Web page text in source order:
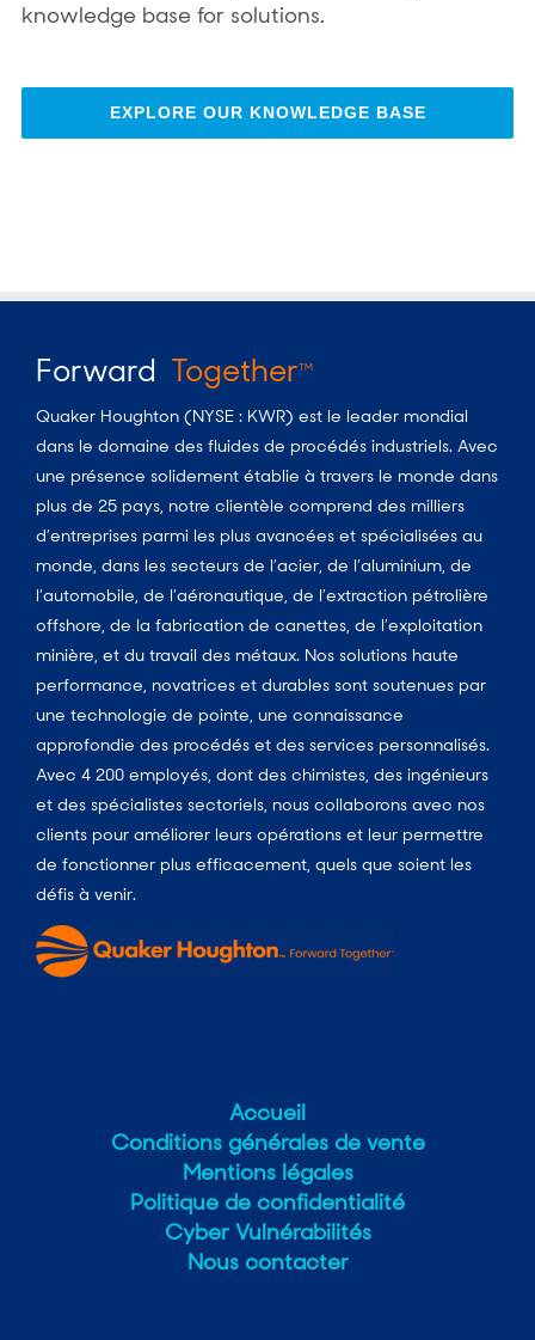
knowledge base for solutions.
EXPLORE OUR KNOWLEDGE BASE
Forward TogetherTM
Quaker Houghton (NYSE : KWR) est le leader mondial
dans le domaine des fluides de procédés industriels. Avec
une présence solidement établie à travers le monde dans
plus de 25 pays, notre clientèle comprend des milliers
d’entreprises parmi les plus avancées et spécialisées au
monde, dans les secteurs de l’acier, de l’aluminium, de
l’automobile, de l’aéronautique, de l’extraction pétrolière
offshore, de la fabrication de canettes, de l’exploitation
minière, et du travail des métaux. Nos solutions haute
performance, novatrices et durables sont soutenues par
une technologie de pointe, une connaissance
approfondie des procédés et des services personnalisés.
Avec 4 200 employés, dont des chimistes, des ingénieurs
et des spécialistes sectoriels, nous collaborons avec nos
clients pour améliorer leurs opérations et leur permettre
de fonctionner plus efficacement, quels que soient les
défis à venir.
Accueil
Conditions générales de vente
Mentions légales
Politique de confidentialité
Cyber Vulnérabilités
Nous contacter